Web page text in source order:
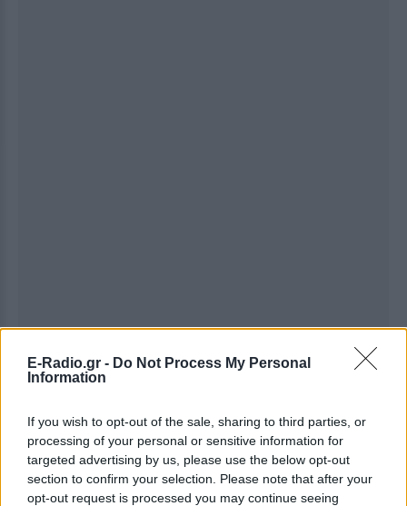
E-Radio.gr - Do Not Process My Personal
Information
If you wish to opt-out of the sale, sharing to third parties, or
processing of your personal or sensitive information for
targeted advertising by us, please use the below opt-out
section to confirm your selection. Please note that after your
opt-out request is processed you may continue seeing
Ακολουθήστε το E-Radio.gr στοGoogle News
και μάθετε πρώτοι
Εσύ μπήκες στο E-Daily.gr; Τα νέα της ημέρας
και ότι σου κάνει κλικ!
Ακολουθήστε το E-Radio.gr και στο Instagram